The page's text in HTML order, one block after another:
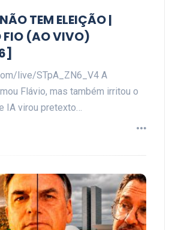
TEM ELEIÇÃO |
FIO (AO VIVO)
live/STpA_ZN6_V4 A
Flávio, mas também irritou o
IA virou pretexto…